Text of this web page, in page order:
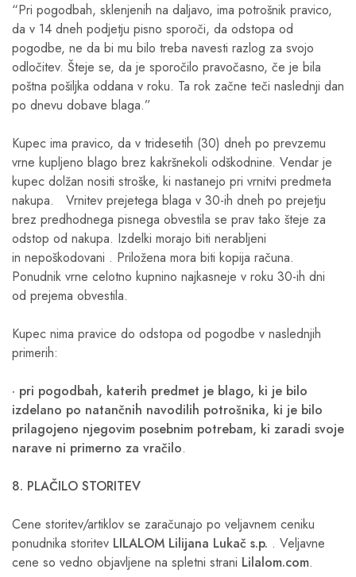
“Pri pogodbah, sklenjenih na daljavo, ima potrošnik pravico,
da v 14 dneh podjetju pisno sporoči, da odstopa od
pogodbe, ne da bi mu bilo treba navesti razlog za svojo
odločitev. Šteje se, da je sporočilo pravočasno, če je bila
poštna pošiljka oddana v roku. Ta rok začne teči naslednji dan
po dnevu dobave blaga.”
Kupec ima pravico, da v tridesetih (30) dneh po prevzemu
vrne kupljeno blago brez kakršnekoli odškodnine. Vendar je
kupec dolžan nositi stroške, ki nastanejo pri vrnitvi predmeta
nakupa. Vrnitev prejetega blaga v 30-ih dneh po prejetju
brez predhodnega pisnega obvestila se prav tako šteje za
odstop od nakupa. Izdelki morajo biti nerabljeni
in nepoškodovani . Priložena mora biti kopija računa.
Ponudnik vrne celotno kupnino najkasneje v roku 30-ih dni
od prejema obvestila.
Kupec nima pravice do odstopa od pogodbe v naslednjih
primerih:
· pri pogodbah, katerih predmet je blago, ki je bilo
izdelano po natančnih navodilih potrošnika, ki je bilo
prilagojeno njegovim posebnim potrebam, ki zaradi svoje
narave ni primerno za vračilo.
8. PLAČILO STORITEV
Cene storitev/artiklov se zaračunajo po veljavnem ceniku
ponudnika storitev LILALOM Lilijana Lukač s.p. . Veljavne
cene so vedno objavljene na spletni strani Lilalom.com.